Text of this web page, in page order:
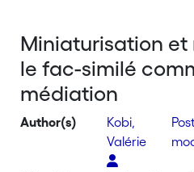
Miniaturisation et
le fac-similé
médiation
Author(s)
Kobi,
Valérie